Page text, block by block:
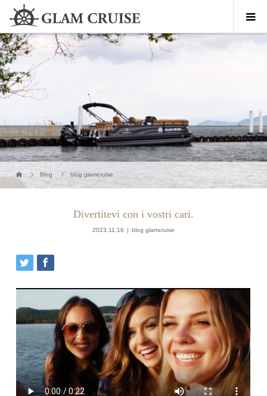
Blog blog glamcruise
Divertitevi con i vostri cari.
2023.11.16 blog glamcruise